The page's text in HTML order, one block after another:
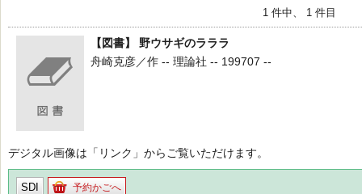
1 件中、 1 件目
【図書】 野ウサギのラララ
舟崎克彦／作 -- 理論社 -- 199707 --
デジタル画像は「リンク」からご覧いただけます。
SDI 予約かごへ